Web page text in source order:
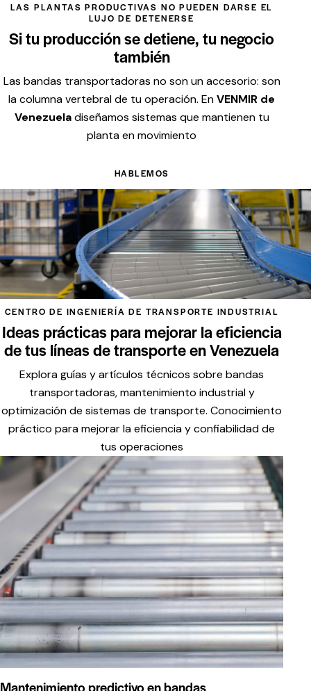
LAS PLANTAS PRODUCTIVAS NO PUEDEN DARSE EL
LUJO DE DETENERSE
Si tu producción se detiene, tu negocio
también
Las bandas transportadoras no son un accesorio: son
la columna vertebral de tu operación. EnVENMIR de
Venezueladiseñamos sistemas que mantienen tu
planta en movimiento
HABLEMOS
CENTRO DE INGENIERÍA DE TRANSPORTE INDUSTRIAL
Ideas prácticas para mejorar la eficiencia
de tus líneas de transporte en Venezuela
Explora guías y artículos técnicos sobre bandas
transportadoras, mantenimiento industrial y
optimización de sistemas de transporte. Conocimiento
práctico para mejorar la eficiencia y confiabilidad de
tus operaciones
Mantenimiento predictivo en bandas